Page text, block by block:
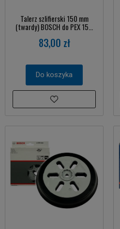
Talerz szlifierski 150 mm
(twardy) BOSCH do PEX 15...
83,00 zł
Do koszyka